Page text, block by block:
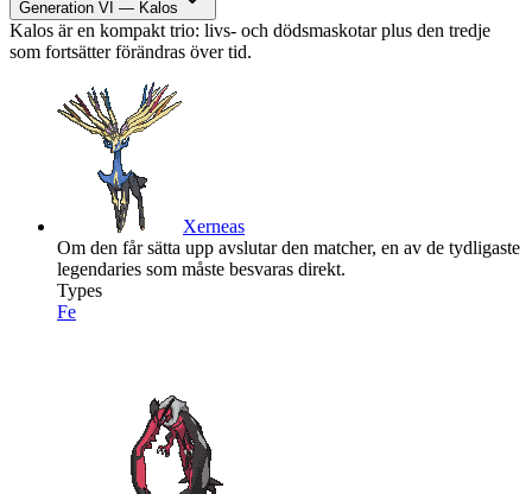
Generation VI — Kalos
Kalos är en kompakt trio: livs- och dödsmaskotar plus den tredje
som fortsätter förändras över tid.
Xerneas
Om den får sätta upp avslutar den matcher, en av de tydligaste
legendaries som måste besvaras direkt.
Types
Fe